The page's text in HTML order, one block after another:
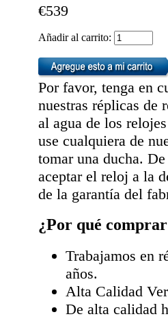
€539
Añadir al carrito:
Por favor, tenga en
nuestras réplicas de
al agua de los
use cualquiera de
tomar una ducha.
aceptar el reloj a la
de la garantía del
¿Por qué
Trabajamos en
años.
Alta Calidad
De alta calidad